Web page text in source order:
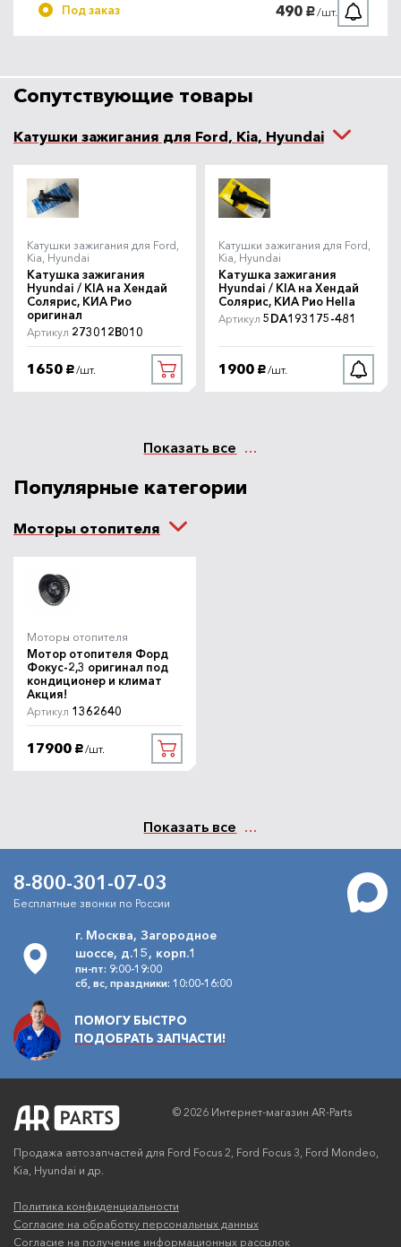
Под заказ 490 руб./шт.
Сопутствующие товары
Катушки зажигания для Ford, Kia, Hyundai
Катушки зажигания для Ford,
Kia, Hyundai
Катушка зажигания
Hyundai / KIA на Хендай
Солярис, КИА Рио
оригинал
Артикул 273012B010
1650 руб. /шт.
Катушки зажигания для Ford,
Kia, Hyundai
Катушка зажигания
Hyundai / KIA на Хендай
Солярис, КИА Рио Hella
Артикул 5DA193175-481
1900 руб. /шт.
Показать все
Популярные категории
Моторы отопителя
Моторы отопителя
Мотор отопителя Форд
Фокус-2,3 оригинал под
кондиционер и климат
Акция!
Артикул 1362640
17900 руб. /шт.
Показать все
8-800-301-07-03
Бесплатные звонки по России
г. Москва, Загородное
шоссе, д.15, корп.1
пн-пт: 9:00-19:00
сб, вс, праздники: 10:00-16:00
ПОМОГУ БЫСТРО
ПОДОБРАТЬ ЗАПЧАСТИ!
© 2026 Интернет-магазин AR-Parts
Продажа автозапчастей для Ford Focus 2, Ford Focus 3, Ford Mondeo,
Kia, Hyundai и др.
Политика конфиденциальности
Согласие на обработку персональных данных
Согласие на получение информационных рассылок